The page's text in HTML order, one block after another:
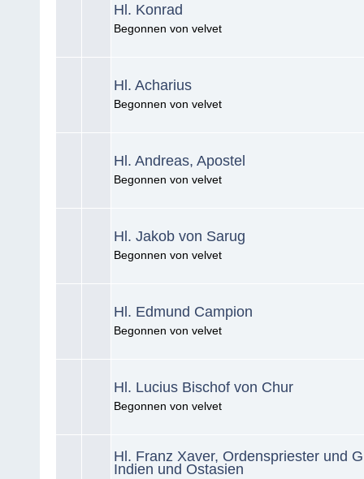
Hl. Konrad
Begonnen von velvet
Hl. Acharius
Begonnen von velvet
Hl. Andreas, Apostel
Begonnen von velvet
Hl. Jakob von Sarug
Begonnen von velvet
Hl. Edmund Campion
Begonnen von velvet
Hl. Lucius Bischof von Chur
Begonnen von velvet
Hl. Franz Xaver, Ordenspriester und
Indien und Ostasien